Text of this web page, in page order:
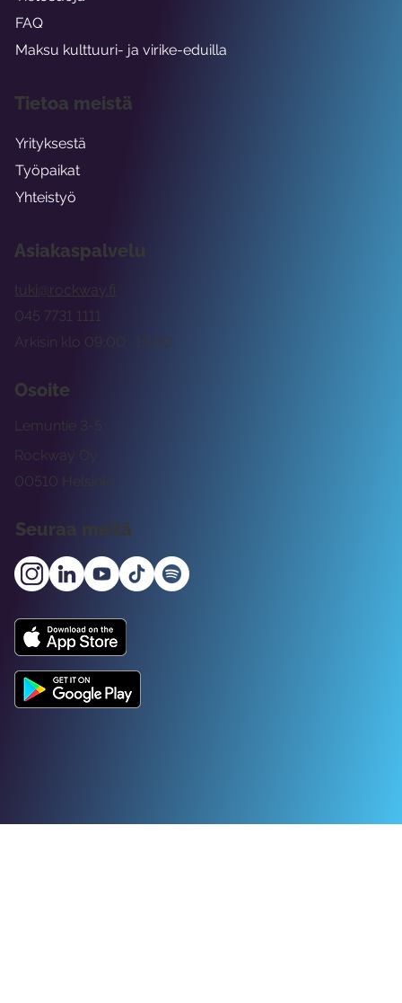
Asiakaspalvelu
tuki@rockway.fi
Arkisin klo 09:00 -15:00
045 7731 1111
Osoite
Rockway Oy
Lemuntie 3-5
00510 Helsinki
Seuraa meitä
FAQ
Maksu kulttuuri- ja virike-eduilla
Tietoa meistä
Yrityksestä
Työpaikat
Yhteistyö